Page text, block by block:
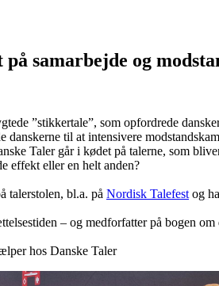
samarbejde og
”stikkertale”, som opfordrede
til at intensivere
Taler går i kødet på talerne, som
effekt eller en helt anden?
talerstolen, bl.a. på Nordisk Talefest og
– og medforfatter på bogen
hos Danske Taler